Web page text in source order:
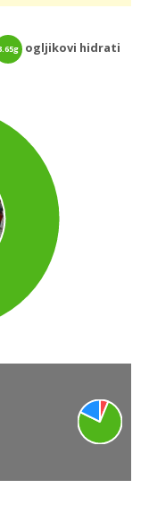
ogljikovi hidrati